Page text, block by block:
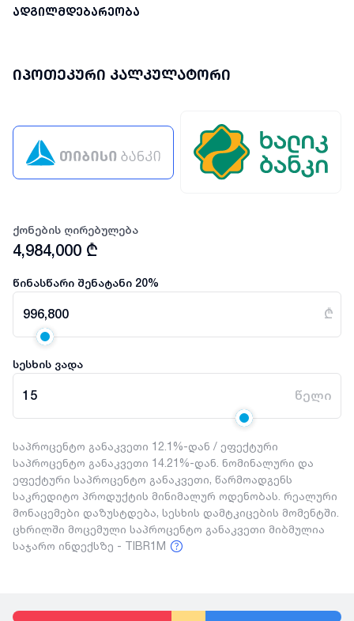
ადგილმდებარეობა
იპოთეკური კალკულატორი
ქონების ღირებულება
4,984,000 ₾
წინასწარი შენატანი 20%
996,800 ₾
სესხის ვადა
15 წელი
საპროცენტო განაკვეთი 12.1%-დან / ეფექტური
საპროცენტო განაკვეთი 14.21%-დან. ნომინალური და
ეფექტური საპროცენტო განაკვეთი, წარმოადგენს
საკრედიტო პროდუქტის მინიმალურ ოდენობას. რეალური
მონაცემები დაზუსტდება, სესხის დამტკიცების მომენტში.
ცხრილში მოცემული საპროცენტო განაკვეთი მიბმულია
საჯარო ინდექსზე - TIBR1M